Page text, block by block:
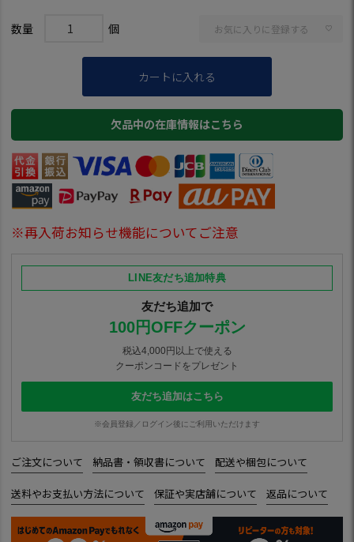
お気に入りに登録する
カートに入れる
欠品中の在庫情報はこちら
※再入荷お知らせ機能についてご注意
LINE友だち追加特典
友だち追加で
100円OFFクーポン
税込4,000円以上で使える
クーポンコードをプレゼント
友だち追加はこちら
※会員登録／ログイン後にご利用いただけます
ご注文について 納品書・領収書について 配送や梱包について
送料やお支払い方法について 保証や実店舗について 返品について